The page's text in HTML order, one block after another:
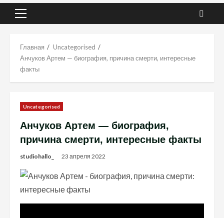
Основное
Главная
Uncategorised
Анчуков Артем — биография, причина смерти, интересные
факты
Uncategorised
Анчуков Артем — биография,
причина смерти, интересные факты
studiohallo_ 23 апреля 2022